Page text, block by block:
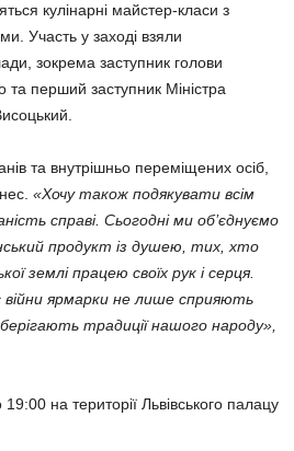
кулінарні майстер-класи з
Участь у заході взяли
зокрема заступник голови
та перший заступник Міністра
та внутрішньо переміщених осіб,
«Хочу також подякувати всім
справі. Сьогодні ми об’єднуємо
продукт із душею, тих, хто
землі працею своїх рук і серця.
ярмарки не лише сприяють
традиції нашого народу»,
на території Львівського палацу